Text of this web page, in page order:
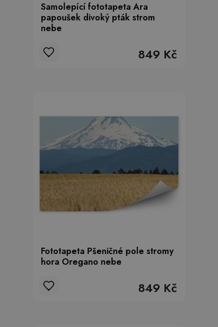
Samolepící fototapeta Ara
papoušek divoký pták strom
nebe
849 Kč
Fototapeta Pšeničné pole stromy
hora Oregano nebe
849 Kč